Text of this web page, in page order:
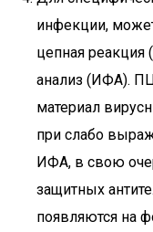
инфекции,
цепная
анализ (ИФА).
материал
при слабо
ИФА, в свою
защитных
появляются на